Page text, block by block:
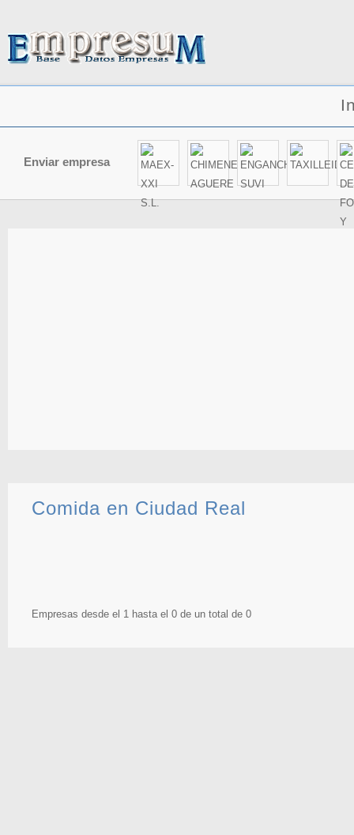
Enviar empresa
Comida en Ciudad Real
Empresas desde el 1 hasta el 0 de un total de 0